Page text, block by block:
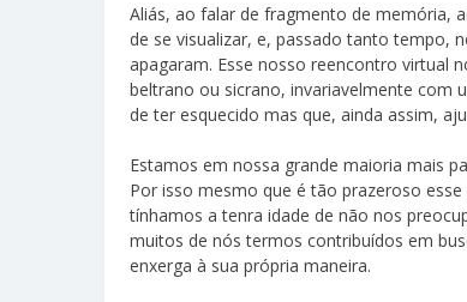
Aliás, ao falar de fragmento de memória,
de se visualizar, e, passado tanto tempo,
apagaram. Esse nosso reencontro virtual
beltrano ou sicrano, invariavelmente com
de ter esquecido mas que, ainda assim,
Estamos em nossa grande maioria mais
Por isso mesmo que é tão prazeroso
tínhamos a tenra idade de não nos
muitos de nós termos contribuídos em
enxerga à sua própria maneira.